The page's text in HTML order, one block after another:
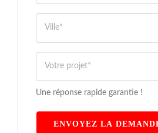
Une réponse rapide garantie !
ENVOYEZ LA